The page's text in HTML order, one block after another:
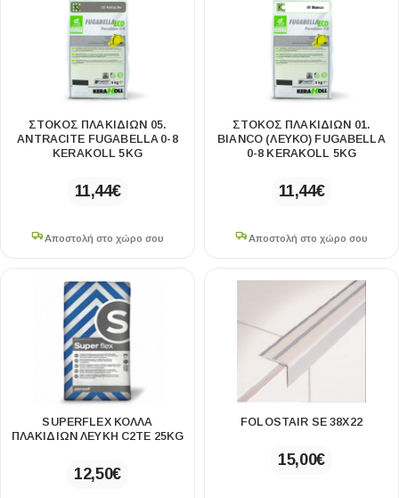
ΣΤΟΚΟΣ ΠΛΑΚΙΔΙΩΝ 05.
ANTRACITE FUGABELLA 0-8
KERAKOLL 5KG
11,44€
Αποστολή στο χώρο σου
ΣΤΟΚΟΣ ΠΛΑΚΙΔΙΩΝ 01.
BIANCO (ΛΕΥΚΟ) FUGABELLA
0-8 KERAKOLL 5KG
11,44€
Αποστολή στο χώρο σου
SUPERFLEX ΚΟΛΛΑ
ΠΛΑΚΙΔΙΩΝ ΛΕΥΚΗ C2ΤE 25KG
12,50€
FOLOSTAIR SE 38Χ22
15,00€